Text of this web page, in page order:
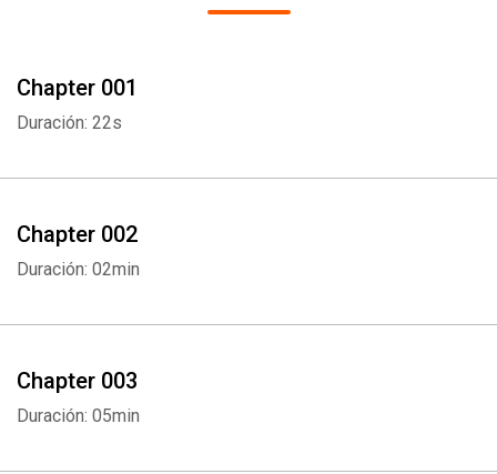
Chapter 001
Duración: 22s
Chapter 002
Duración: 02min
Chapter 003
Duración: 05min